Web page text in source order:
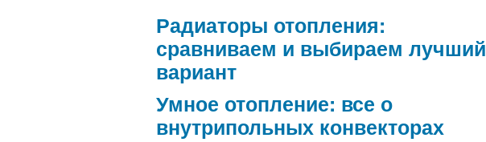
Радиаторы отопления:
сравниваем и выбираем лучший
вариант
Умное отопление: все о
внутрипольных конвекторах